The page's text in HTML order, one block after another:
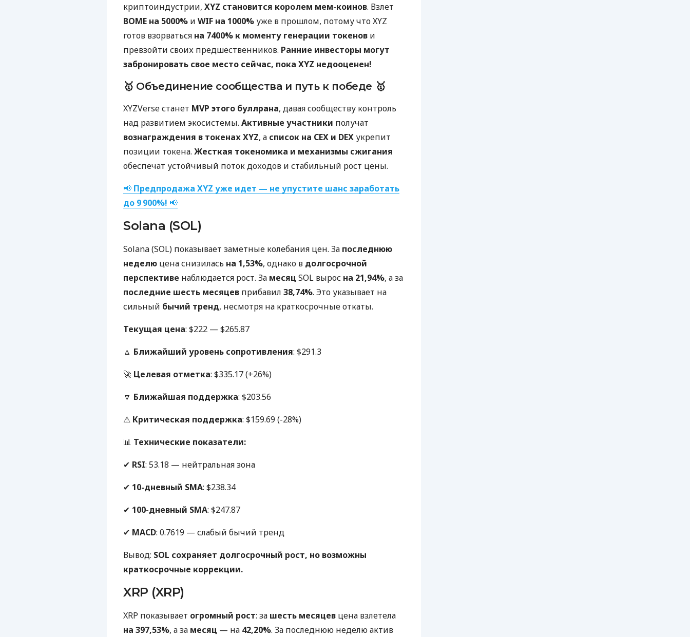
криптоиндустрии, XYZ становится королем мем-коинов. Взлет
BOME на 5000% и WIF на 1000% уже в прошлом, потому что XYZ
готов взорваться на 7400% к моменту генерации токенов и
превзойти своих предшественников. Ранние инвесторы могут
забронировать свое место сейчас, пока XYZ недооценен!
🥇 Объединение сообщества и путь к победе 🥇
XYZVerse станет MVP этого буллрана, давая сообществу контроль
над развитием экосистемы. Активные участники получат
вознаграждения в токенах XYZ, а список на CEX и DEX укрепит
позиции токена. Жесткая токеномика и механизмы сжигания
обеспечат устойчивый поток доходов и стабильный рост цены.
📢 Предпродажа XYZ уже идет — не упустите шанс заработать
до 9 900%! 📢
Solana (SOL)
Solana (SOL) показывает заметные колебания цен. За последнюю
неделю цена снизилась на 1,53%, однако в долгосрочной
перспективе наблюдается рост. За месяц SOL вырос на 21,94%, а за
последние шесть месяцев прибавил 38,74%. Это указывает на
сильный бычий тренд, несмотря на краткосрочные откаты.
Текущая цена: $222 — $265.87
🔼 Ближайший уровень сопротивления: $291.3
🚀 Целевая отметка: $335.17 (+26%)
🔽 Ближайшая поддержка: $203.56
⚠ Критическая поддержка: $159.69 (-28%)
📊 Технические показатели:
✔ RSI: 53.18 — нейтральная зона
✔ 10-дневный SMA: $238.34
✔ 100-дневный SMA: $247.87
✔ MACD: 0.7619 — слабый бычий тренд
Вывод: SOL сохраняет долгосрочный рост, но возможны
краткосрочные коррекции.
XRP (XRP)
XRP показывает огромный рост: за шесть месяцев цена взлетела
на 397,53%, а за месяц — на 42,20%. За последнюю неделю актив